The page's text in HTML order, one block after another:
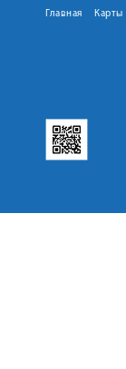
Главная Карты